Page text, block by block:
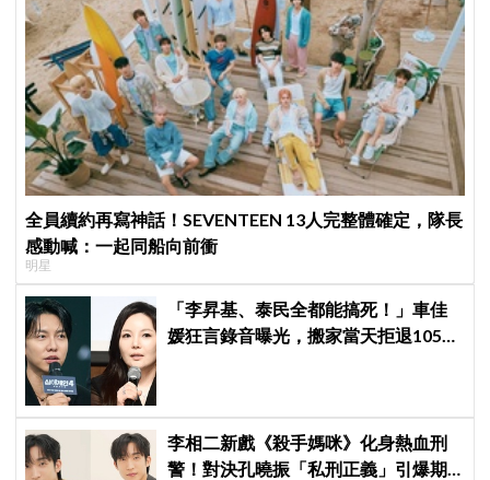
全員續約再寫神話！SEVENTEEN 13人完整體確定，隊長
感動喊：一起同船向前衝
明星
「李昇基、泰民全都能搞死！」車佳
媛狂言錄音曝光，搬家當天拒退105億
李相二新戲《殺手媽咪》化身熱血刑
警！對決孔曉振「私刑正義」引爆期